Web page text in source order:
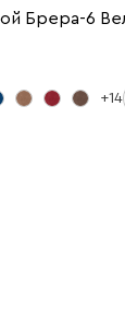
Брера-6
+14